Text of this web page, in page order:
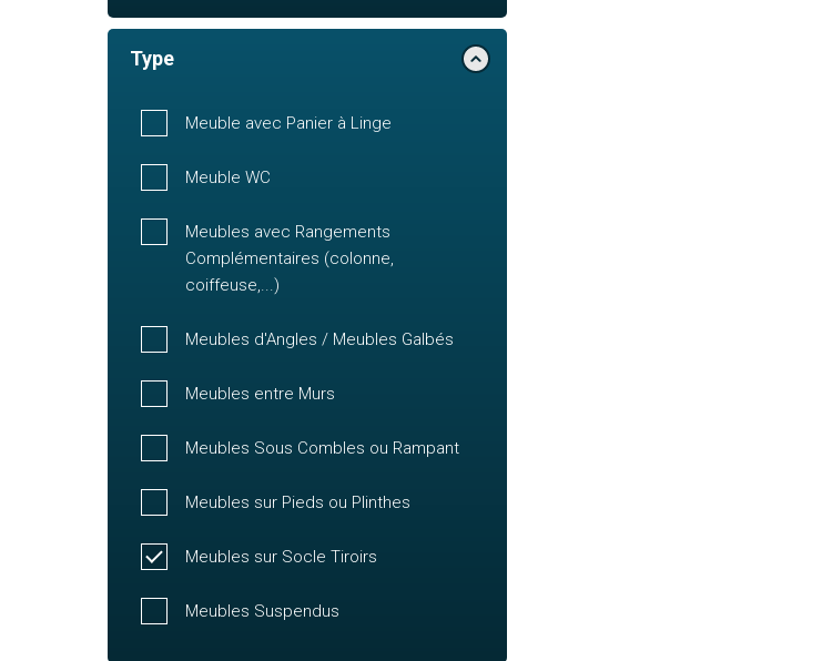
Type
Meuble avec Panier à Linge
Meuble WC
Meubles avec Rangements
Complémentaires (colonne,
coiffeuse,...)
Meubles d'Angles / Meubles Galbés
Meubles entre Murs
Meubles Sous Combles ou Rampant
Meubles sur Pieds ou Plinthes
Meubles sur Socle Tiroirs
Meubles Suspendus